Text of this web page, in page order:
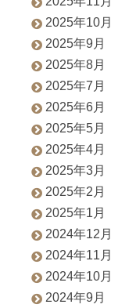
2025年10月
2025年9月
2025年8月
2025年7月
2025年6月
2025年5月
2025年4月
2025年3月
2025年2月
2025年1月
2024年12月
2024年11月
2024年10月
2024年9月